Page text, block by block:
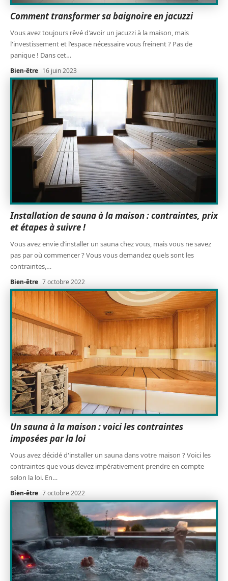
Comment transformer sa baignoire en jacuzzi
Vous avez toujours rêvé d'avoir un jacuzzi à la maison, mais
l'investissement et l'espace nécessaire vous freinent ? Pas de
panique ! Dans cet…
Bien-être 16 juin 2023
Installation de sauna à la maison : contraintes, prix
et étapes à suivre !
Vous avez envie d’installer un sauna chez vous, mais vous ne savez
pas par où commencer ? Vous vous demandez quels sont les
contraintes,…
Bien-être 7 octobre 2022
Un sauna à la maison : voici les contraintes
imposées par la loi
Vous avez décidé d'installer un sauna dans votre maison ? Voici les
contraintes que vous devez impérativement prendre en compte
selon la loi. En…
Bien-être 7 octobre 2022